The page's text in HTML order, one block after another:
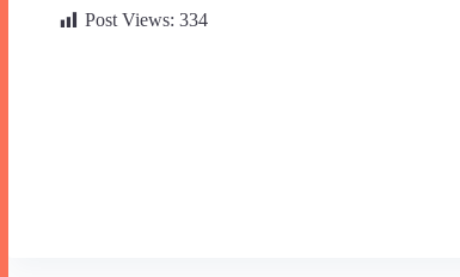
Post Views: 334